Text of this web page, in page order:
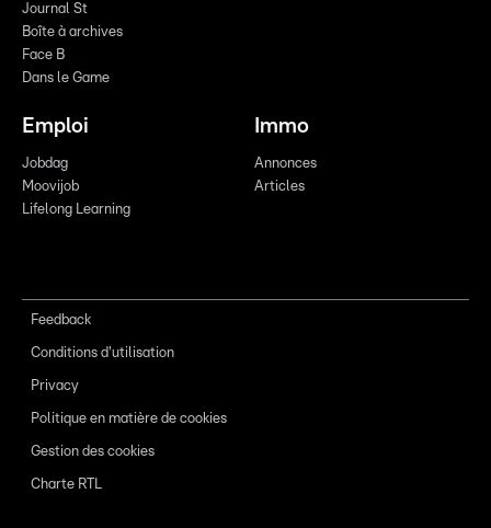
Journal St
Boîte à archives
Face B
Dans le Game
Emploi
Jobdag
Moovijob
Lifelong Learning
Immo
Annonces
Articles
Feedback
Conditions d'utilisation
Privacy
Politique en matière de cookies
Gestion des cookies
Charte RTL